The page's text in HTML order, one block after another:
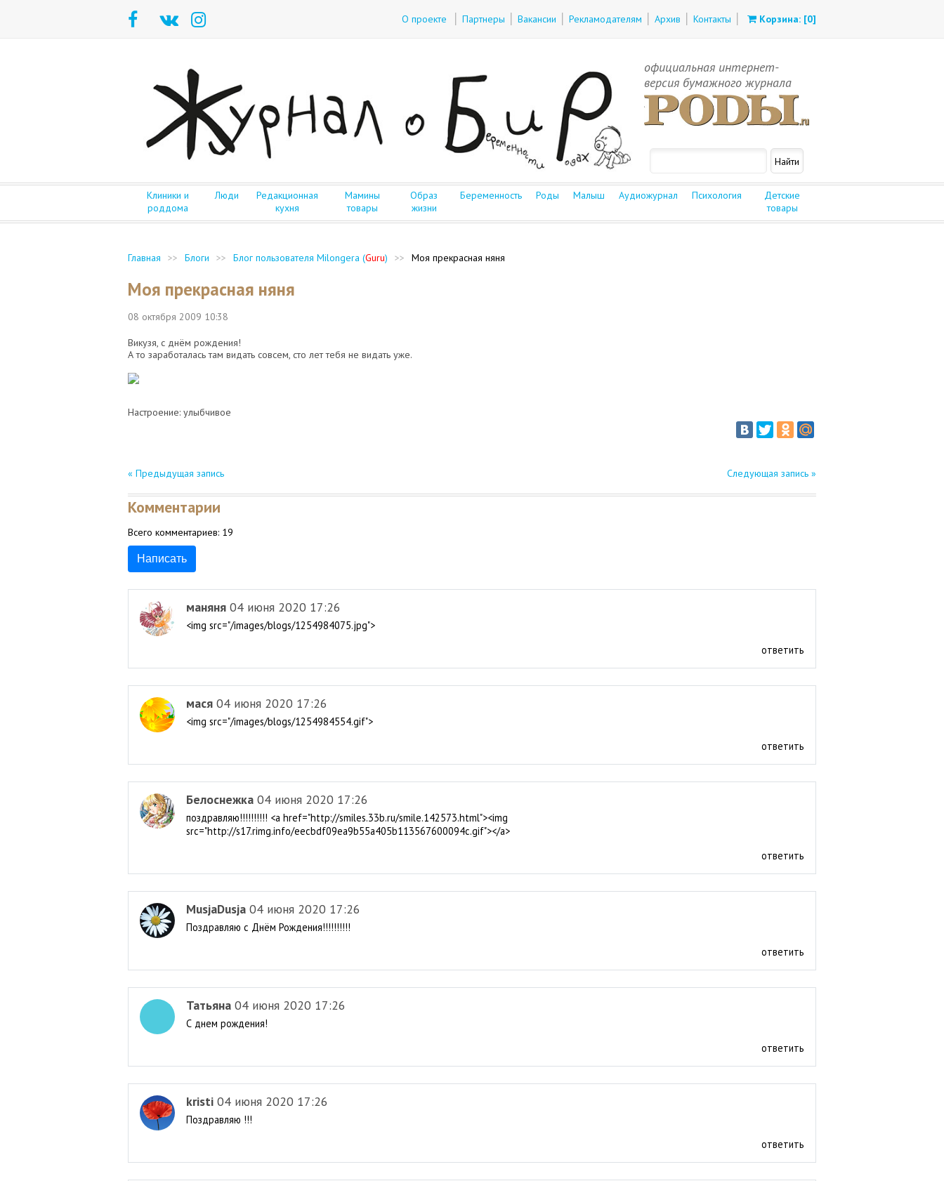
О проекте Партнеры Вакансии Рекламодателям Архив Контакты Корзина: [0]
официальная интернет-
версия бумажного журнала
Клиники и
роддома
Люди
Редакционная
кухня
Мамины
товары
Образ
жизни
Беременность Роды Малыш Аудиожурнал Психология
Детские
товары
Главная >> Блоги >> Блог пользователя Milongera (Guru) >> Моя прекрасная няня
Моя прекрасная няня
08 октября 2009 10:38
Викузя, с днём рождения!
А то заработалась там видать совсем, сто лет тебя не видать уже.
Настроение: улыбчивое
« Предыдущая запись Следующая запись »
Комментарии
Всего комментариев: 19
Написать
маняня 04 июня 2020 17:26
<img src="/images/blogs/1254984075.jpg">
ответить
мася 04 июня 2020 17:26
<img src="/images/blogs/1254984554.gif">
ответить
Белоснежка 04 июня 2020 17:26
поздравляю!!!!!!!!!! <a href="http://smiles.33b.ru/smile.142573.html"><img
src="http://s17.rimg.info/eecbdf09ea9b55a405b113567600094c.gif"></a>
ответить
MusjaDusja 04 июня 2020 17:26
Поздравляю с Днём Рождения!!!!!!!!!!
ответить
Татьяна 04 июня 2020 17:26
С днем рождения!
ответить
kristi 04 июня 2020 17:26
Поздравляю !!!
ответить